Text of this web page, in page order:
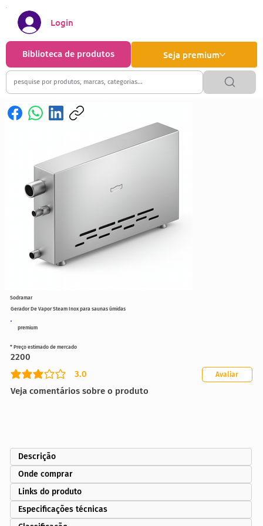
Seja premium
Biblioteca de produtos
Login
premium
Gerador De Vapor Steam Inox para saunas úmidas
3.0
classificação média é 3 de 5
Veja comentários sobre o produto
Avaliar
* Preço estimado de mercado
2200
Sodramar
Descrição
Onde comprar
Links do produto
Especificações técnicas